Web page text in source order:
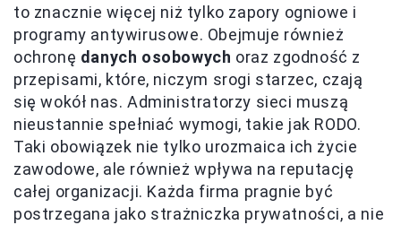
to znacznie więcej niż tylko zapory ogniowe i
programy antywirusowe. Obejmuje również
ochronę danych osobowych oraz zgodność z
przepisami, które, niczym srogi starzec, czają
się wokół nas. Administratorzy sieci muszą
nieustannie spełniać wymogi, takie jak RODO.
Taki obowiązek nie tylko urozmaica ich życie
zawodowe, ale również wpływa na reputację
całej organizacji. Każda firma pragnie być
postrzegana jako strażniczka prywatności, a nie